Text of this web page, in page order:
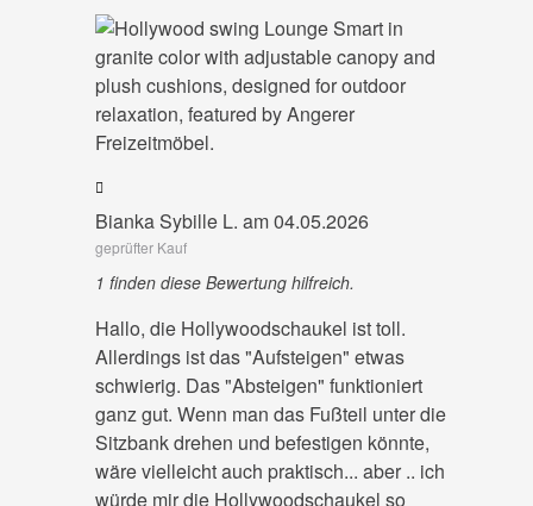
Bianka Sybille L. am 04.05.2026
geprüfter Kauf
1 finden diese Bewertung hilfreich.
Hallo, die Hollywoodschaukel ist toll.
Allerdings ist das "Aufsteigen" etwas
schwierig. Das "Absteigen" funktioniert
ganz gut. Wenn man das Fußteil unter die
Sitzbank drehen und befestigen könnte,
wäre vielleicht auch praktisch... aber .. ich
würde mir die Hollywoodschaukel so